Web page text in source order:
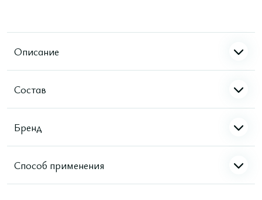
Описание
Состав
Бренд
Способ применения